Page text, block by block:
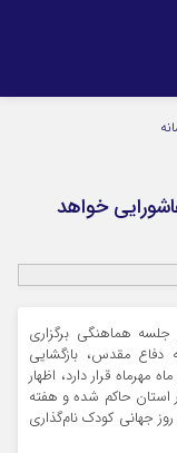
خواهد
هماهنگی برگزاری
دفاع مقدس، بازگشایی
قرار دارد، اظهار
استان حاکم شده و هفته
مهر ماه ادامه دارد و ۱۶ مهر نیز روز جهانی کودک نام‌گذاری